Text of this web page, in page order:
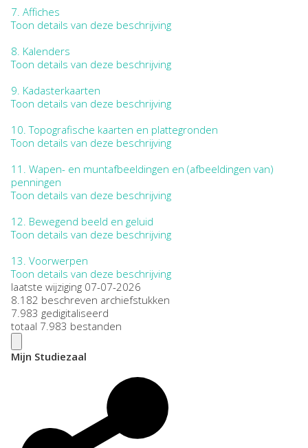
7. Affiches
Toon details van deze beschrijving
8. Kalenders
Toon details van deze beschrijving
9. Kadasterkaarten
Toon details van deze beschrijving
10. Topografische kaarten en plattegronden
Toon details van deze beschrijving
11. Wapen- en muntafbeeldingen en (afbeeldingen van)
penningen
Toon details van deze beschrijving
12. Bewegend beeld en geluid
Toon details van deze beschrijving
13. Voorwerpen
Toon details van deze beschrijving
laatste wijziging 07-07-2026
8.182 beschreven archiefstukken
7.983 gedigitaliseerd
totaal 7.983 bestanden
Mijn Studiezaal